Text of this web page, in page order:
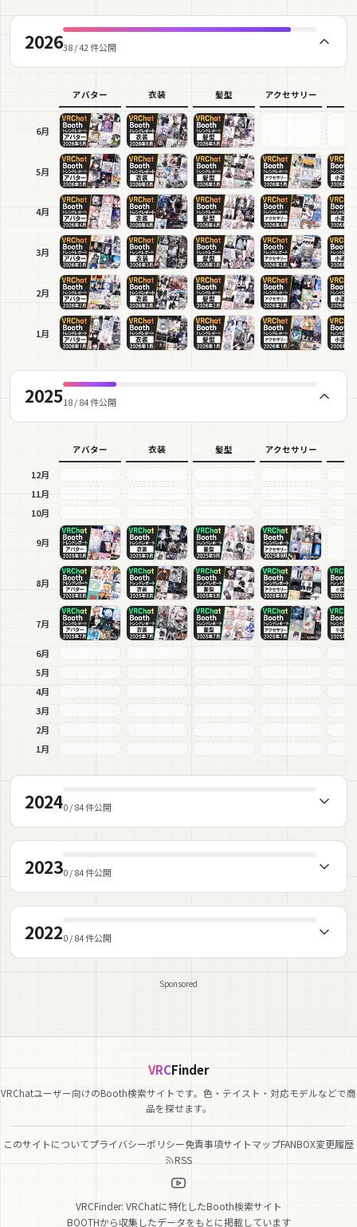
202638 / 42 件公開
アバター 衣装 髪型 アクセサリー
6月
5月
4月
3月
2月
1月
202518 / 84 件公開
アバター 衣装 髪型 アクセサリー
12月
11月
10月
9月
8月
7月
6月
5月
4月
3月
2月
1月
20240 / 84 件公開
20230 / 84 件公開
20220 / 84 件公開
Sponsored
VRCFinder
VRChatユーザー向けのBooth検索サイトです。色・テイスト・対応モデルなどで商
品を探せます。
このサイトについてプライバシーポリシー免責事項サイトマップFANBOX変更履歴
RSS
VRCFinder: VRChatに特化したBooth検索サイト
BOOTHから収集したデータをもとに掲載しています